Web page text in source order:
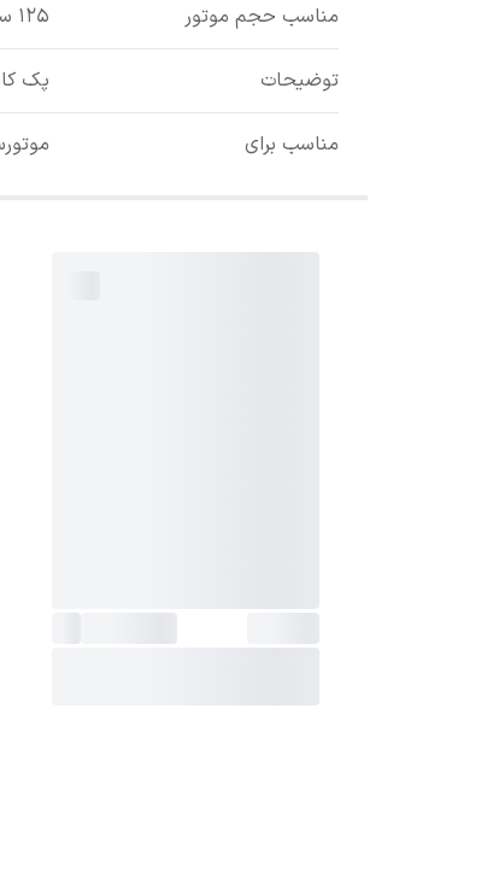
مناسب حجم موتور ۱۲۵ سی سی
توضیحات پک
مناسب برای